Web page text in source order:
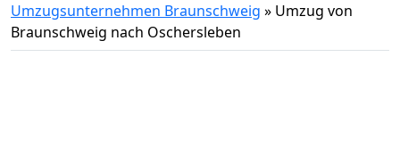
Umzugsunternehmen Braunschweig » Umzug von
Braunschweig nach Oschersleben